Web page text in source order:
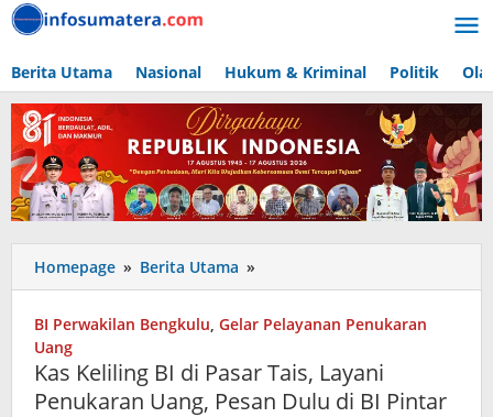
Lewati
ke
Berita Utama Nasional Hukum & Kriminal Politik
Homepage » Berita Utama »
Keliling
di
Tais,
Layani
BI Perwakilan Bengkulu, Gelar Pelayanan Penukaran
Uang
Kas Keliling BI di Pasar Tais, Layani
Penukaran Uang, Pesan Dulu di BI Pintar